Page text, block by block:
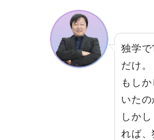
独学
だけ。
もし
いたの
しか
れば、